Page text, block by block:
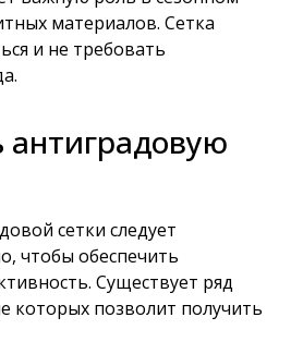
материалов. Сетка
и не требовать
антиградовую
сетки следует
чтобы обеспечить
Существует ряд
которых позволит получить